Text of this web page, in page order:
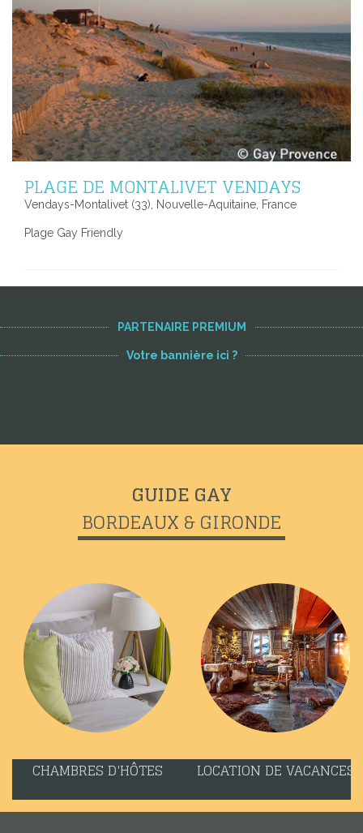
PLAGE DE MONTALIVET VENDAYS
Vendays-Montalivet (33), Nouvelle-Aquitaine, France
Plage Gay Friendly
PARTENAIRE PREMIUM
Votre bannière ici ?
GUIDE GAY
BORDEAUX & GIRONDE
CHAMBRES D'HÔTES LOCATION DE VACANCES